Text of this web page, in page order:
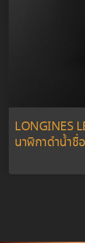
LONGINES
นาฬิกาดำน้ำชื่